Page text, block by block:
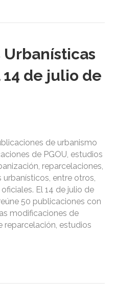
de julio de
de urbanismo
de PGOU, estudios
reparcelaciones,
entre otros,
El 14 de julio de
50 publicaciones con
modificaciones de
estudios